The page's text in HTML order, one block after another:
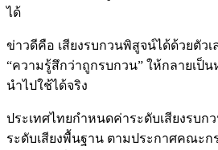
ได้
ข่าวดีคือ เสียงรบกวนพิสูจน์ได้ด้วยตัว
“ความรู้สึกว่าถูกรบกวน” ให้กลายเป็
นำไปใช้ได้จริง
ประเทศไทยกำหนดค่าระดับเสียงรบกว
ระดับเสียงพื้นฐาน ตามประกาศคณะก